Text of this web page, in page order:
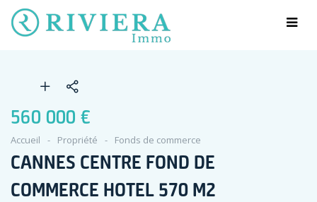
560 000 €
Accueil Propriété Fonds de commerce
CANNES CENTRE FOND DE
COMMERCE HOTEL 570 M2